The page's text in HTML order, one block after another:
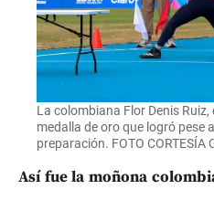
La colombiana Flor Denis
medalla de oro que logró pese
preparación. FOTO CORTESÍA
Así fue la moñona